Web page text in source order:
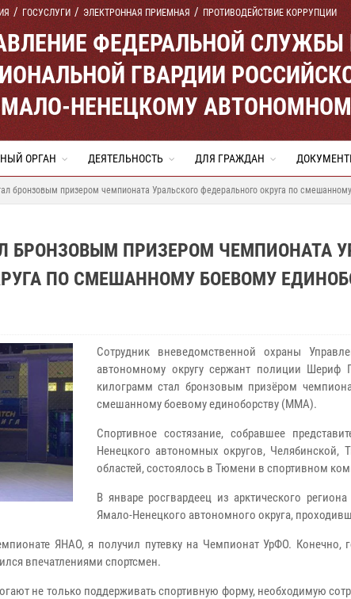
ГОСУСЛУГИ ЭЛЕКТРОННАЯ ПРИЕМНАЯ ПРОТИВОДЕЙСТВИЕ КОРРУПЦИИ
ФЕДЕРАЛЬНОЙ СЛУЖБЫ
ГВАРДИИ
НЕНЕЦКОМУ
ОРГАН ДЕЯТЕЛЬНОСТЬ ДЛЯ ГРАЖДАН
бронзовым призером чемпионата Уральского федерального округа по
БРОНЗОВЫМ ПРИЗЕРОМ ЧЕМПИОНАТА
ПО СМЕШАННОМУ БОЕВОМУ
Сотрудник вневедомственной охраны
автономному округу сержант полиции Шериф
килограмм стал бронзовым призёром
смешанному боевому единоборству (ММА).
Спортивное состязание, собравшее
Ненецкого автономных округов, Челябинской,
областей, состоялось в Тюмени в спортивном
В январе росгвардеец из арктического
Ямало-Ненецкого автономного округа,
ЯНАО, я получил путевку на Чемпионат УрФО. Конечно,
впечатлениями спортсмен.
не только поддерживать спортивную форму, необходимую